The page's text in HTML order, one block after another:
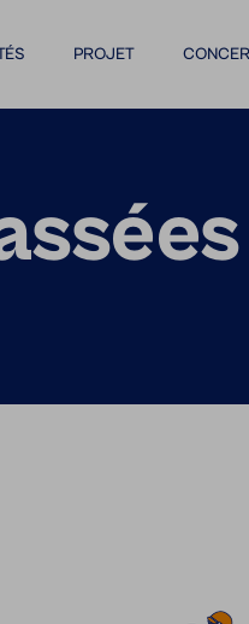
PROJET